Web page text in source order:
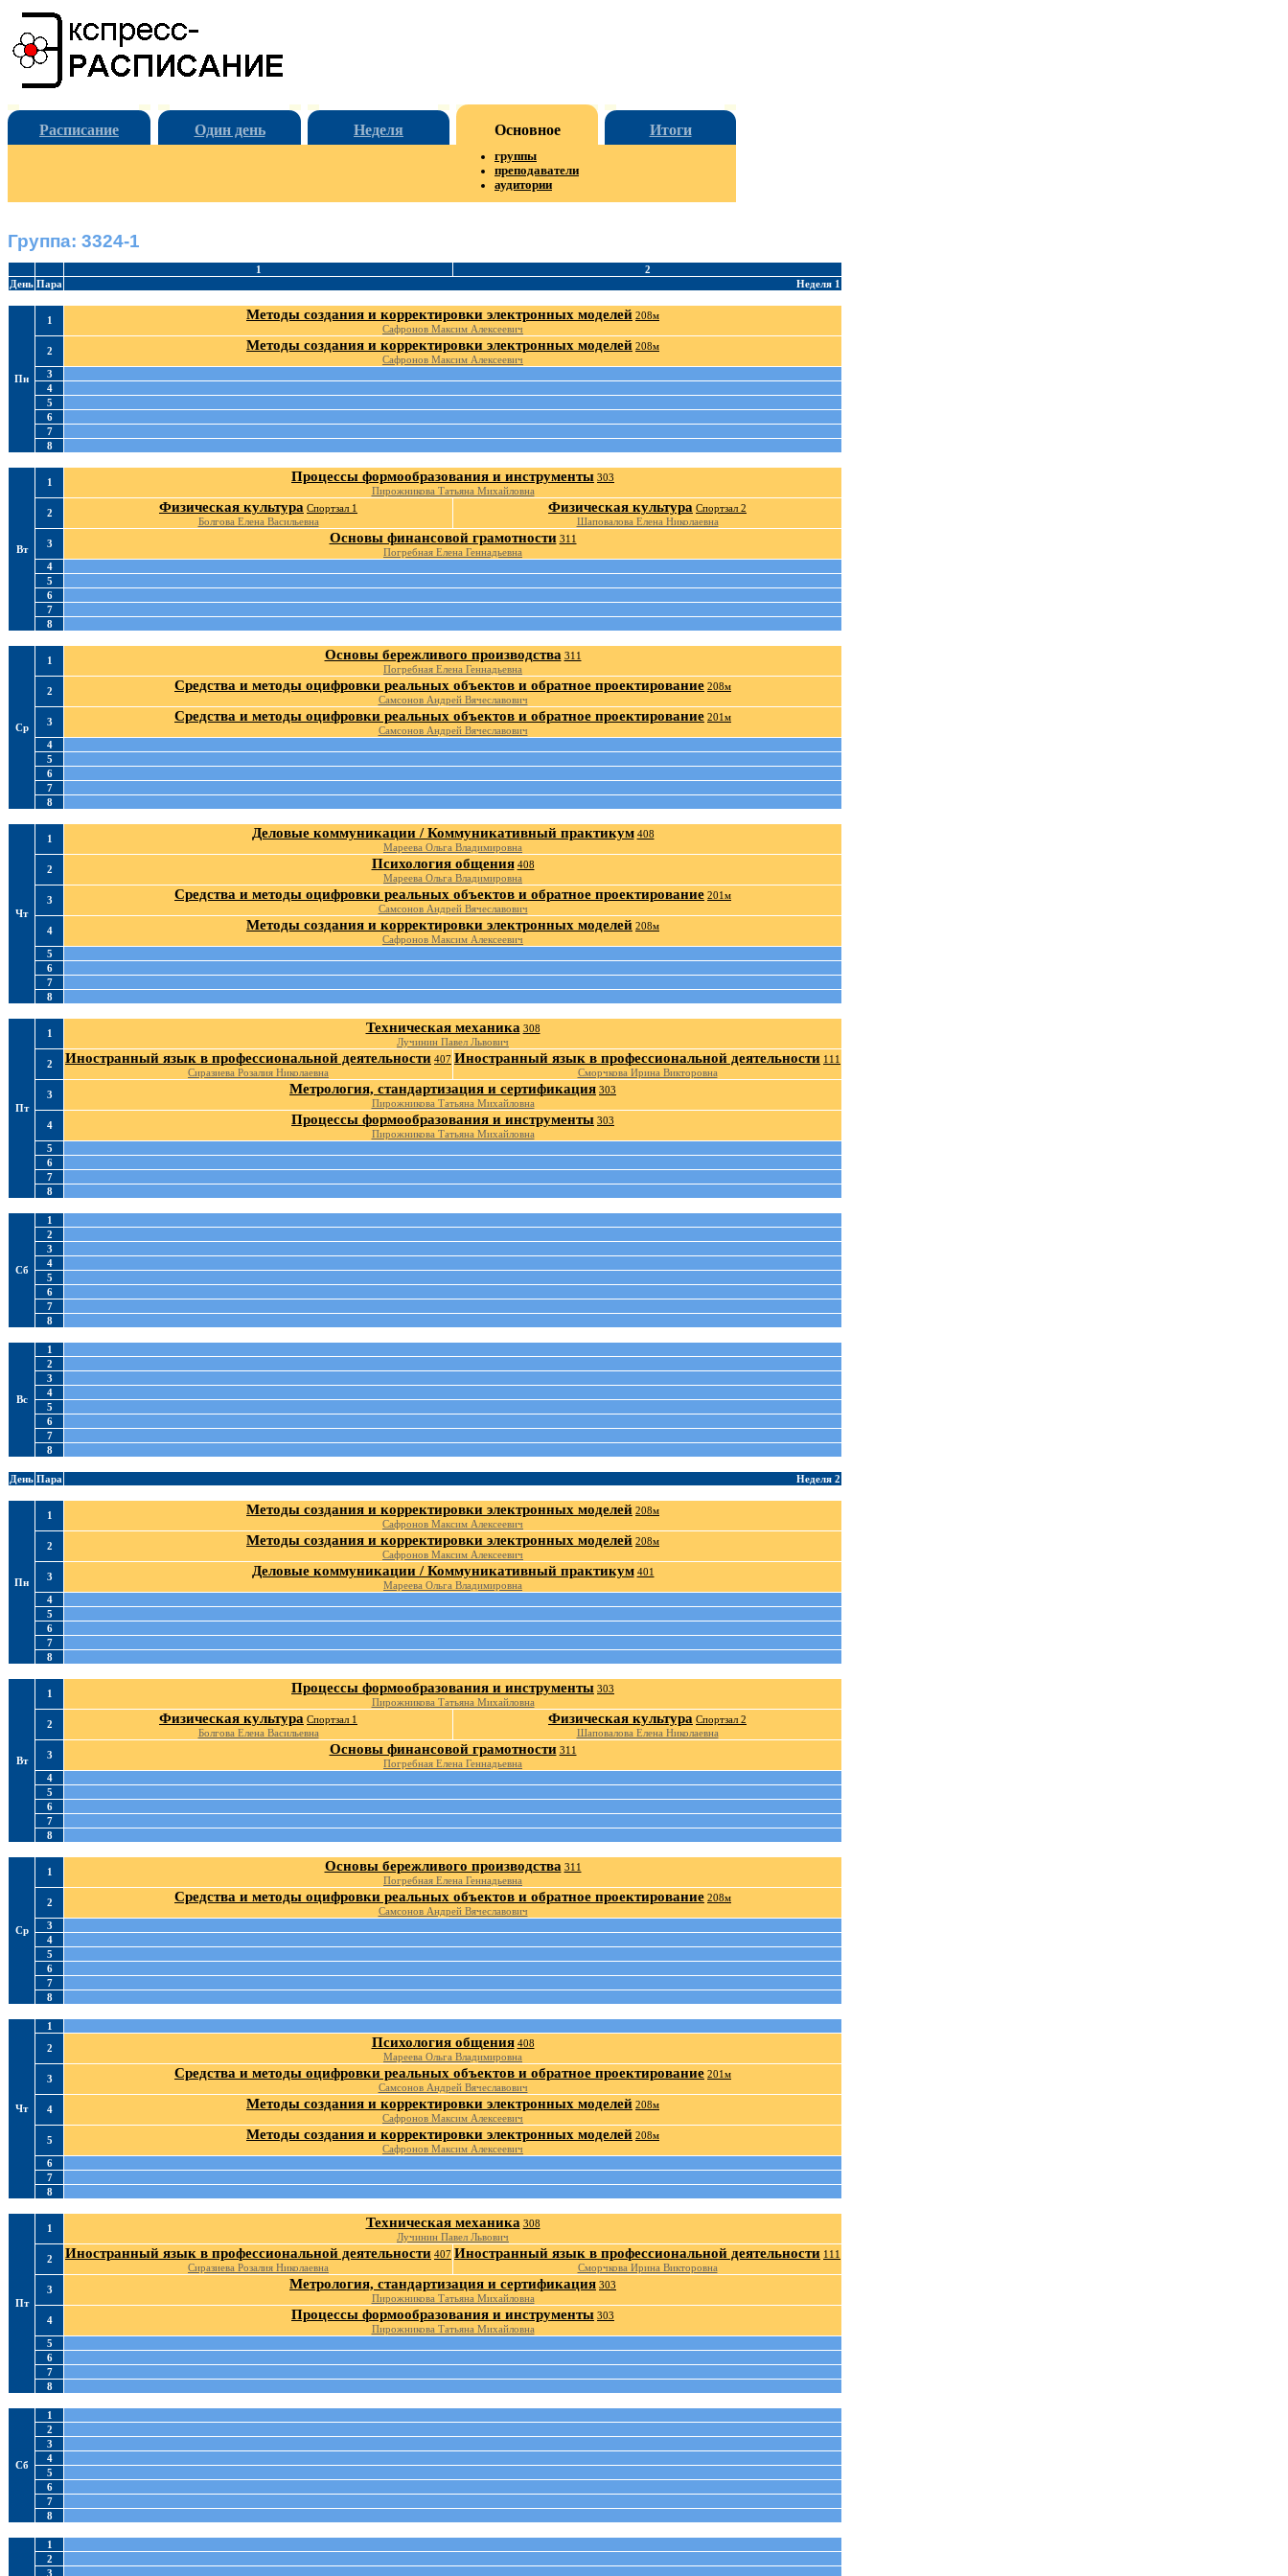
Расписание Один день Неделя Основное Итоги
группы
преподаватели
аудитории
Группа: 3324-1
1
2
День Пара Неделя 1
Пн
1 Методы создания и корректировки электронных моделей 208м
Сафронов Максим Алексеевич
2
Методы создания и корректировки электронных моделей 208м
Сафронов Максим Алексеевич
3
4
5
6
7
8
Вт
1 Процессы формообразования и инструменты 303
Пирожникова Татьяна Михайловна
2
Физическая культура Спортзал 1
Болгова Елена Васильевна
Физическая культура Спортзал 2
Шаповалова Елена Николаевна
3
Основы финансовой грамотности 311
Погребная Елена Геннадьевна
4
5
6
7
8
Ср
1 Основы бережливого производства 311
Погребная Елена Геннадьевна
2
Средства и методы оцифровки реальных объектов и обратное проектирование 208м
Самсонов Андрей Вячеславович
3
Средства и методы оцифровки реальных объектов и обратное проектирование 201м
Самсонов Андрей Вячеславович
4
5
6
7
8
Чт
1 Деловые коммуникации / Коммуникативный практикум 408
Мареева Ольга Владимировна
2
Психология общения 408
Мареева Ольга Владимировна
3
Средства и методы оцифровки реальных объектов и обратное проектирование 201м
Самсонов Андрей Вячеславович
4
Методы создания и корректировки электронных моделей 208м
Сафронов Максим Алексеевич
5
6
7
8
Пт
1 Техническая механика 308
Лучинин Павел Львович
2
Иностранный язык в профессиональной деятельности 407
Сиразиева Розалия Николаевна
Иностранный язык в профессиональной деятельности 111
Сморчкова Ирина Викторовна
3
Метрология, стандартизация и сертификация 303
Пирожникова Татьяна Михайловна
4
Процессы формообразования и инструменты 303
Пирожникова Татьяна Михайловна
5
6
7
8
Сб
1
2
3
4
5
6
7
8
Вс
1
2
3
4
5
6
7
8
День Пара Неделя 2
Пн
1 Методы создания и корректировки электронных моделей 208м
Сафронов Максим Алексеевич
2
Методы создания и корректировки электронных моделей 208м
Сафронов Максим Алексеевич
3
Деловые коммуникации / Коммуникативный практикум 401
Мареева Ольга Владимировна
4
5
6
7
8
Вт
1 Процессы формообразования и инструменты 303
Пирожникова Татьяна Михайловна
2
Физическая культура Спортзал 1
Болгова Елена Васильевна
Физическая культура Спортзал 2
Шаповалова Елена Николаевна
3
Основы финансовой грамотности 311
Погребная Елена Геннадьевна
4
5
6
7
8
Ср
1 Основы бережливого производства 311
Погребная Елена Геннадьевна
2
Средства и методы оцифровки реальных объектов и обратное проектирование 208м
Самсонов Андрей Вячеславович
3
4
5
6
7
8
Чт
1
2
Психология общения 408
Мареева Ольга Владимировна
3
Средства и методы оцифровки реальных объектов и обратное проектирование 201м
Самсонов Андрей Вячеславович
4
Методы создания и корректировки электронных моделей 208м
Сафронов Максим Алексеевич
5
Методы создания и корректировки электронных моделей 208м
Сафронов Максим Алексеевич
6
7
8
Пт
1 Техническая механика 308
Лучинин Павел Львович
2
Иностранный язык в профессиональной деятельности 407
Сиразиева Розалия Николаевна
Иностранный язык в профессиональной деятельности 111
Сморчкова Ирина Викторовна
3
Метрология, стандартизация и сертификация 303
Пирожникова Татьяна Михайловна
4
Процессы формообразования и инструменты 303
Пирожникова Татьяна Михайловна
5
6
7
8
Сб
1
2
3
4
5
6
7
8
1
2
3